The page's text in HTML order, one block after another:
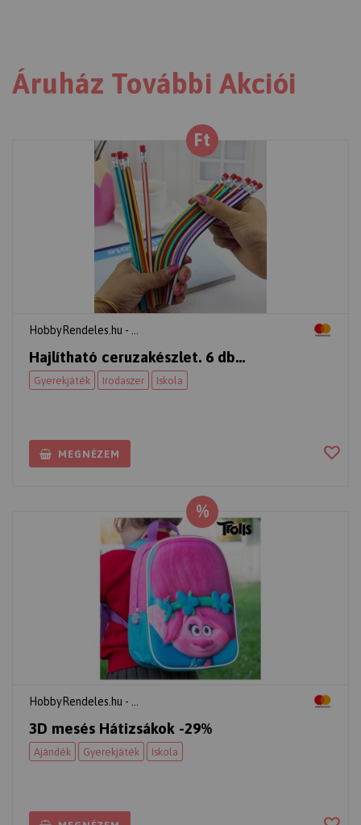
Áruház További Akciói
Ft
HobbyRendeles.hu - ...
Hajlítható ceruzakészlet. 6 db...
Gyerekjáték Irodaszer Iskola
MEGNÉZEM
%
HobbyRendeles.hu - ...
3D mesés Hátizsákok -29%
Ajándék Gyerekjáték Iskola